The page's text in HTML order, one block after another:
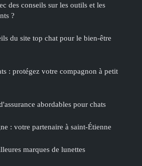
des conseils sur les outils et les
?
du site top chat pour le bien-être
: protégez votre compagnon à petit
abordables pour chats
: votre partenaire à saint-Étienne
marques de lunettes